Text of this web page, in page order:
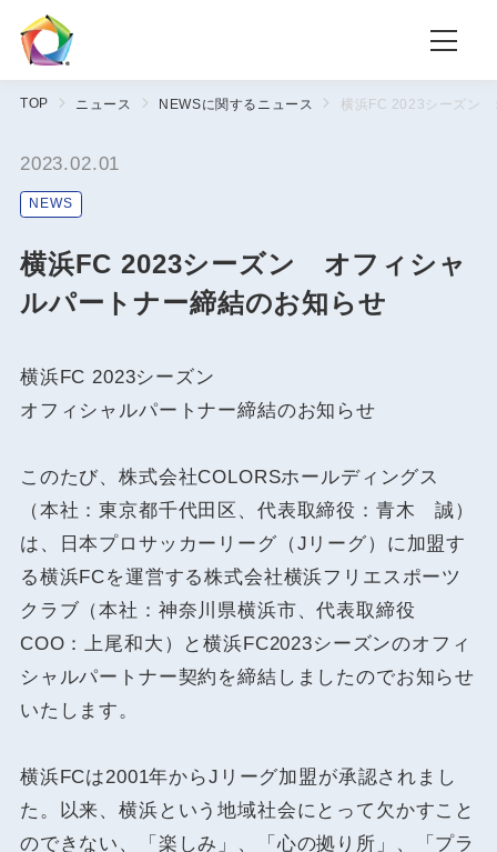
TOP ニュース NEWSに関するニュース 横浜FC 2023シーズン
2023.02.01
NEWS
横浜FC 2023シーズン オフィシャ
ルパートナー締結のお知らせ
横浜FC 2023シーズン
オフィシャルパートナー締結のお知らせ
このたび、株式会社COLORSホールディングス
（本社：東京都千代田区、代表取締役：青木 誠）
は、日本プロサッカーリーグ（Jリーグ）に加盟す
る横浜FCを運営する株式会社横浜フリエスポーツ
クラブ（本社：神奈川県横浜市、代表取締役
COO：上尾和大）と横浜FC2023シーズンのオフィ
シャルパートナー契約を締結しましたのでお知らせ
いたします。
横浜FCは2001年からJリーグ加盟が承認されまし
た。以来、横浜という地域社会にとって欠かすこと
のできない、「楽しみ」、「心の拠り所」、「プラ